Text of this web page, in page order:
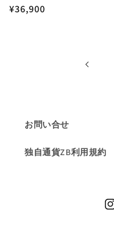
通
¥36,900
お問い合せ
独自通貨ZB利用規約